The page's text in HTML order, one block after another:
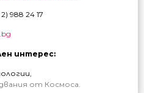
988 24 17
интерес:
от Космоса.